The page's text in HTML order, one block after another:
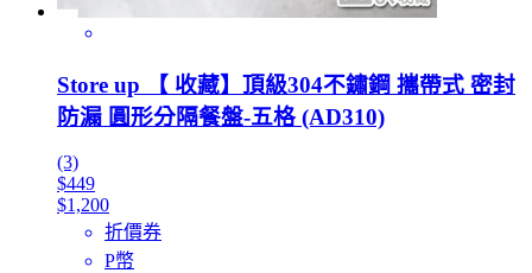
Store up 【 收藏】頂級304不鏽鋼 攜帶式 密封
防漏 圓形分隔餐盤-五格 (AD310)
(3)
$449
$1,200
折價券
P幣